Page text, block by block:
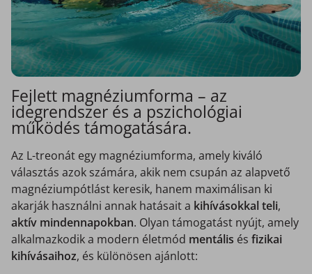
Fejlett magnéziumforma – az
idegrendszer és a pszichológiai
működés támogatására.
Az L-treonát egy magnéziumforma, amely kiváló
választás azok számára, akik nem csupán az alapvető
magnéziumpótlást keresik, hanem maximálisan ki
akarják használni annak hatásait a kihívásokkal teli,
aktív mindennapokban. Olyan támogatást nyújt, amely
alkalmazkodik a modern életmód mentális és fizikai
kihívásaihoz, és különösen ajánlott: